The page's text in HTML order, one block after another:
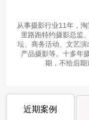
从事摄影行业11年，
里路跑特约摄影总监
坛、商务活动、文艺演
产品摄影等。十多年
期，不给后期
近期案例